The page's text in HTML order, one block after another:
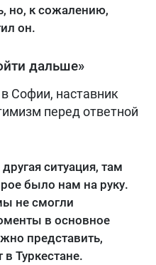
но, к сожалению,
он.
дальше»
Софии, наставник
перед ответной
ситуация, там
было нам на руку.
не смогли
в основное
представить,
в Туркестане.